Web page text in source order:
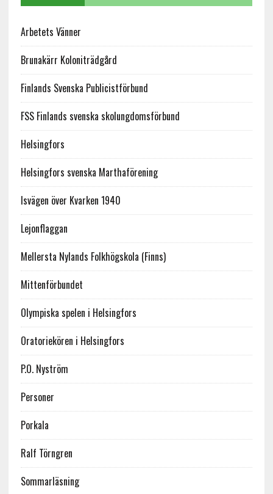
Arbetets Vänner
Brunakärr Koloniträdgård
Finlands Svenska Publicistförbund
FSS Finlands svenska skolungdomsförbund
Helsingfors
Helsingfors svenska Marthaförening
Isvägen över Kvarken 1940
Lejonflaggan
Mellersta Nylands Folkhögskola (Finns)
Mittenförbundet
Olympiska spelen i Helsingfors
Oratoriekören i Helsingfors
P.O. Nyström
Personer
Porkala
Ralf Törngren
Sommarläsning